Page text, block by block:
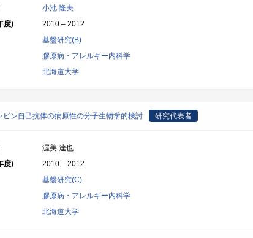
小池 隆夫
度)
2010 – 2012
基盤研究(B)
膠原病・アレルギー内科学
北海道大学
ビン自己抗体の病原性の分子生物学的検討 研究代表者
渥美 達也
度)
2010 – 2012
基盤研究(C)
膠原病・アレルギー内科学
北海道大学